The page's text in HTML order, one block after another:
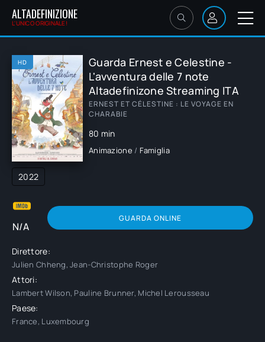
ALTADEFINIZIONE
L'UNICO ORIGINALE!
HD
Guarda Ernest e Celestine -
L'avventura delle 7 note
Altadefinizone Streaming ITA
ERNEST ET CÉLESTINE : LE VOYAGE EN
CHARABIE
80 min
Animazione / Famiglia
2022
N/A
GUARDA ONLINE
Direttore:
Julien Chheng, Jean-Christophe Roger
Attori:
Lambert Wilson, Pauline Brunner, Michel Lerousseau
Paese:
France, Luxembourg